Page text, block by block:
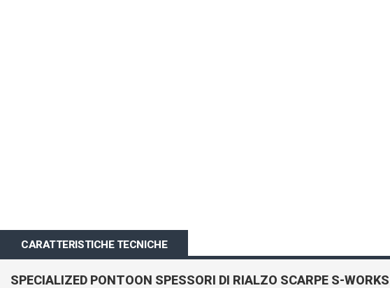
CARATTERISTICHE TECNICHE
SPECIALIZED PONTOON SPESSORI DI RIALZO SCARPE S-